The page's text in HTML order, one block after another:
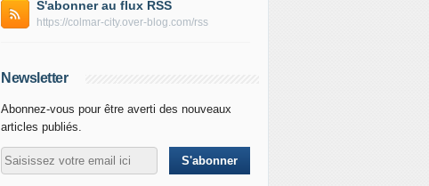
S'abonner au flux RSS
https://colmar-city.over-blog.com/rss
Newsletter
Abonnez-vous pour être averti des nouveaux
articles publiés.